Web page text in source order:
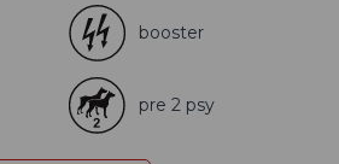
booster
pre 2 psy